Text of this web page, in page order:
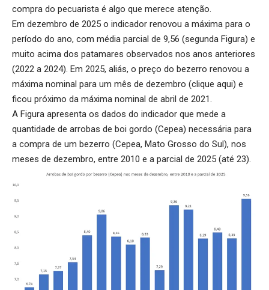
compra do pecuarista é algo que merece atenção.
Em dezembro de 2025 o indicador renovou a máxima para o
período do ano, com média parcial de 9,56 (segunda Figura) e
muito acima dos patamares observados nos anos anteriores
(2022 a 2024). Em 2025, aliás, o preço do bezerro renovou a
máxima nominal para um mês de dezembro (clique aqui) e
ficou próximo da máxima nominal de abril de 2021.
A Figura apresenta os dados do indicador que mede a
quantidade de arrobas de boi gordo (Cepea) necessária para
a compra de um bezerro (Cepea, Mato Grosso do Sul), nos
meses de dezembro, entre 2010 e a parcial de 2025 (até 23).